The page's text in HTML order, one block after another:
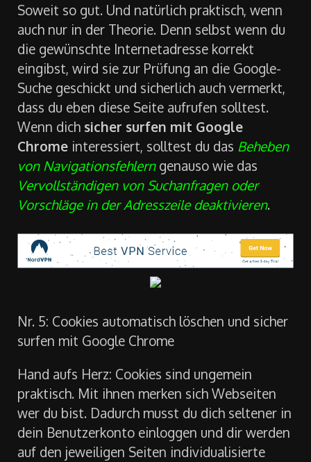
Soweit so gut. Und natürlich praktisch, wenn
auch nur in der Theorie. Denn selbst wenn du
die gewünschte Internetadresse korrekt
eingibst, wird sie zur Prüfung an die Google-
Suche geschickt und sicherlich auch vermerkt,
dass du eben diese Seite aufrufen solltest.
Wenn dich sicher surfen mit Google
Chrome interessiert, solltest du das Beheben
von Navigationsfehlerngenauso wie das
Vervollständigen von Suchanfragen oder
Vorschläge in der Adresszeile deaktivieren.
Nr. 5: Cookies automatisch löschen und sicher
surfen mit Google Chrome
Hand aufs Herz: Cookies sind ungemein
praktisch. Mit ihnen merken sich Webseiten
wer du bist. Dadurch musst du dich seltener in
dein Benutzerkonto einloggen und dir werden
auf den jeweiligen Seiten individualisierte